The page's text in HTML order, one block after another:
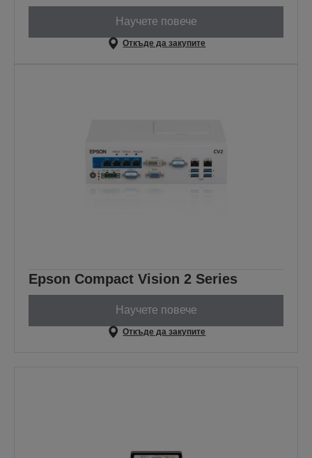
Научете повече
Откъде да закупите
Epson Compact Vision 2 Series
Научете повече
Откъде да закупите